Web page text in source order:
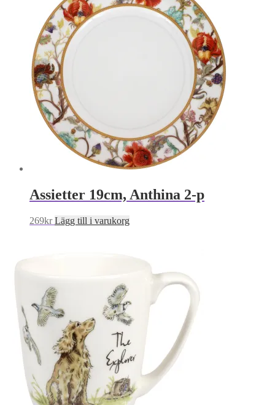
Assietter 19cm, Anthina 2-p
269kr Lägg till i varukorg